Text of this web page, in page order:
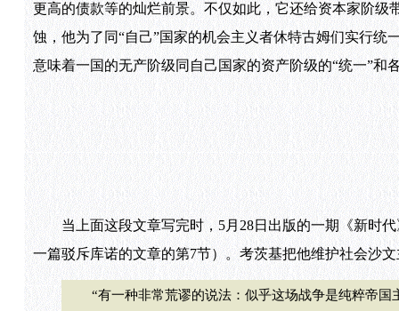
更高的债款等的灿烂前景。不仅如此，它还给资本家阶
蚀，他为了同“自己”国家的机会主义者休特古姆们实行
意味着一国的无产阶级同自己国家的资产阶级的“统一”
当上面这段文章写完时，5月28日出版的一期《新时代
一篇驳斥库诺的文章的第7节）。考茨基把他维护社会沙
“有一种非常荒谬的说法：似乎这场战争是纯粹帝国